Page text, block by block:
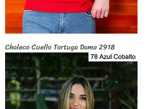
Chaleco Cuello Tortuga Dama 2918